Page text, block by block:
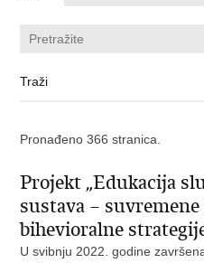
Pronađeno 366 stranica.
Projekt „Edukacija
sustava –
bihevioralne
U svibnju 2022. godine